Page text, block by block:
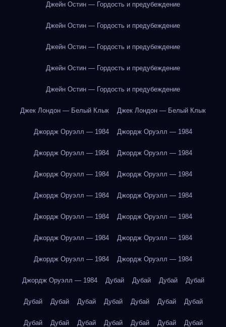
Джейн Остин — Гордость и предубеждение
Джейн Остин — Гордость и предубеждение
Джейн Остин — Гордость и предубеждение
Джейн Остин — Гордость и предубеждение
Джейн Остин — Гордость и предубеждение
Джек Лондон — Белый Клык Джек Лондон — Белый Клык
Джордж Оруэлл — 1984 Джордж Оруэлл — 1984
Джордж Оруэлл — 1984 Джордж Оруэлл — 1984
Джордж Оруэлл — 1984 Джордж Оруэлл — 1984
Джордж Оруэлл — 1984 Джордж Оруэлл — 1984
Джордж Оруэлл — 1984 Джордж Оруэлл — 1984
Джордж Оруэлл — 1984 Джордж Оруэлл — 1984
Джордж Оруэлл — 1984 Джордж Оруэлл — 1984
Джордж Оруэлл — 1984 Дубай Дубай Дубай Дубай
Дубай Дубай Дубай Дубай Дубай Дубай Дубай
Дубай Дубай Дубай Дубай Дубай Дубай Дубай